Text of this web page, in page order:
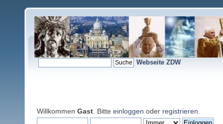
Webseite ZDW
Willkommen Gast . Bitte einloggen oder registrieren